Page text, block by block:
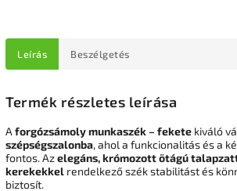
Leírás Beszélgetés
Termék részletes leírása
A forgózsámoly munkaszék – fekete kiváló
szépségszalonba, ahol a funkcionalitás és a
fontos. Azelegáns, krómozott ötágú
kerekekkel rendelkező szék stabilitást és
biztosít.